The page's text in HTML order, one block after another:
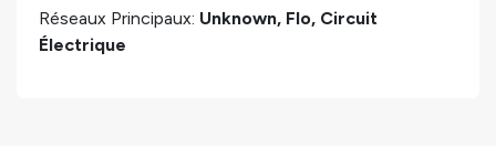
Réseaux Principaux: Unknown, Flo, Circuit
Électrique